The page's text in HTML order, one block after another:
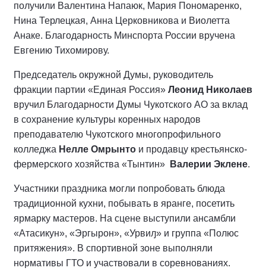
получили Валентина Напаюк, Мария Пономаренко,
Нина Терлецкая, Анна Церковникова и Виолетта
Анаке. Благодарность Минспорта России вручена
Евгению Тихомирову.
Председатель окружной Думы, руководитель
фракции партии «Единая Россия» Леонид Николаев
вручил Благодарности Думы Чукотского АО за вклад
в сохранение культуры коренных народов
преподавателю Чукотского многопрофильного
колледжа Нелле Омрынто и продавцу крестьянско-
фермерского хозяйства «Тынтин»
Валерии Эклене.
Участники праздника могли попробовать блюда
традиционной кухни, побывать в яранге, посетить
ярмарку мастеров. На сцене выступили ансамбли
«Атасикун», «Эргырон», «Урвиԓ» и группа «Полюс
притяжения». В спортивной зоне выполняли
нормативы ГТО и участвовали в соревнованиях.